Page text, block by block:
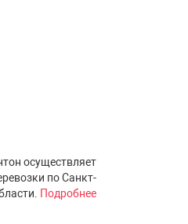
осуществляет
по Санкт-
Подробнее